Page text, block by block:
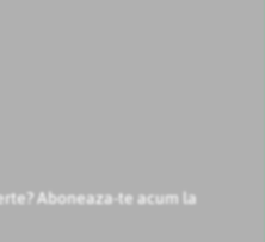
Aboneaza-te acum la